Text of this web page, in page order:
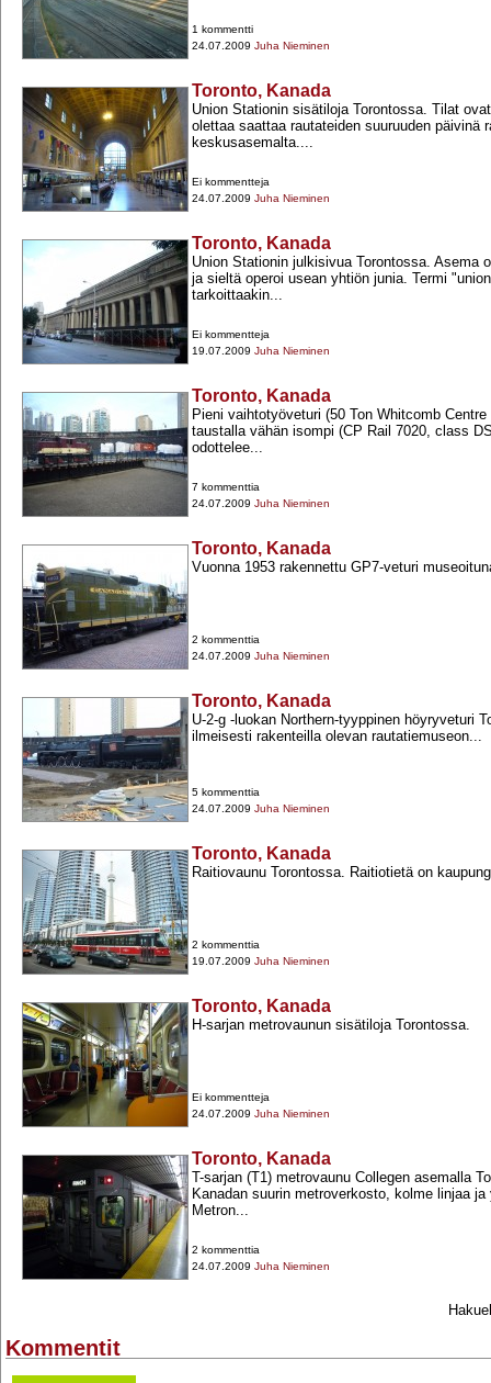
1 kommentti
24.07.2009 Juha Nieminen
Toronto, Kanada
Union Stationin sisätiloja Torontossa. Tilat
olettaa saattaa rautateiden suuruuden päivinä
keskusasemalta....
Ei kommentteja
24.07.2009 Juha Nieminen
Toronto, Kanada
Union Stationin julkisivua Torontossa. Asema
ja sieltä operoi usean yhtiön junia. Termi
tarkoittaakin...
Ei kommentteja
19.07.2009 Juha Nieminen
Toronto, Kanada
Pieni vaihtotyöveturi (50 Ton Whitcomb
taustalla vähän isompi (CP Rail 7020, class
odottelee...
7 kommenttia
24.07.2009 Juha Nieminen
Toronto, Kanada
Vuonna 1953 rakennettu GP7-​veturi
2 kommenttia
24.07.2009 Juha Nieminen
Toronto, Kanada
U-​2-​g -​luokan Northern-​tyyppinen höyryveturi
ilmeisesti rakenteilla olevan rautatiemuseon...
5 kommenttia
24.07.2009 Juha Nieminen
Toronto, Kanada
Raitiovaunu Torontossa. Raitiotietä on
2 kommenttia
19.07.2009 Juha Nieminen
Toronto, Kanada
H-​sarjan metrovaunun sisätiloja Torontossa.
Ei kommentteja
24.07.2009 Juha Nieminen
Toronto, Kanada
T-​sarjan (T1) metrovaunu Collegen asemalla
Kanadan suurin metroverkosto, kolme linjaa
Metron...
2 kommenttia
24.07.2009 Juha Nieminen
Kommentit